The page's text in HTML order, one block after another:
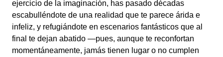
ejercicio de la imaginación, has pasado décadas
escabulléndote de una realidad que te parece árida e
infeliz, y refugiándote en escenarios fantásticos que al
final te dejan abatido —pues, aunque te reconfortan
momentáneamente, jamás tienen lugar o no cumplen